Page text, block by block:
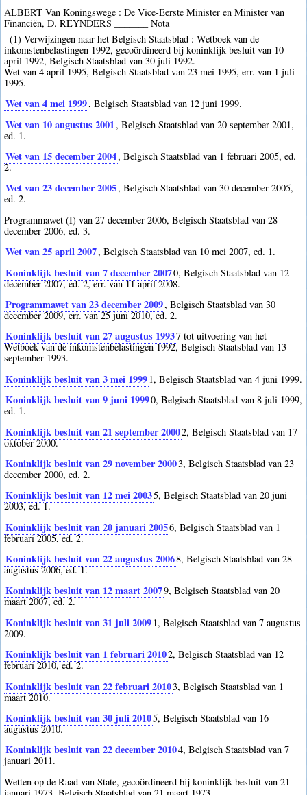
ALBERT Van Koningswege : De Vice-Eerste Minister en Minister van
Financiën, D. REYNDERS _______ Nota
(1) Verwijzingen naar het Belgisch Staatsblad : Wetboek van de
inkomstenbelastingen 1992, gecoördineerd bij koninklijk besluit van 10
april 1992, Belgisch Staatsblad van 30 juli 1992.
Wet van 4 april 1995, Belgisch Staatsblad van 23 mei 1995, err. van 1 juli
1995.
Wet van 4 mei 1999, Belgisch Staatsblad van 12 juni 1999.
Wet van 10 augustus 2001, Belgisch Staatsblad van 20 september 2001,
ed. 1.
Wet van 15 december 2004, Belgisch Staatsblad van 1 februari 2005, ed.
2.
Wet van 23 december 2005, Belgisch Staatsblad van 30 december 2005,
ed. 2.
Programmawet (I) van 27 december 2006, Belgisch Staatsblad van 28
december 2006, ed. 3.
Wet van 25 april 2007, Belgisch Staatsblad van 10 mei 2007, ed. 1.
Koninklijk besluit van 7 december 20070, Belgisch Staatsblad van 12
december 2007, ed. 2, err. van 11 april 2008.
Programmawet van 23 december 2009, Belgisch Staatsblad van 30
december 2009, err. van 25 juni 2010, ed. 2.
Koninklijk besluit van 27 augustus 19937 tot uitvoering van het
Wetboek van de inkomstenbelastingen 1992, Belgisch Staatsblad van 13
september 1993.
Koninklijk besluit van 3 mei 1999 1, Belgisch Staatsblad van 4 juni 1999.
Koninklijk besluit van 9 juni 19990, Belgisch Staatsblad van 8 juli 1999,
ed. 1.
Koninklijk besluit van 21 september 20002, Belgisch Staatsblad van 17
oktober 2000.
Koninklijk besluit van 29 november 20003, Belgisch Staatsblad van 23
december 2000, ed. 2.
Koninklijk besluit van 12 mei 20035, Belgisch Staatsblad van 20 juni
2003, ed. 1.
Koninklijk besluit van 20 januari 20056, Belgisch Staatsblad van 1
februari 2005, ed. 2.
Koninklijk besluit van 22 augustus 20068, Belgisch Staatsblad van 28
augustus 2006, ed. 1.
Koninklijk besluit van 12 maart 20079, Belgisch Staatsblad van 20
maart 2007, ed. 2.
Koninklijk besluit van 31 juli 2009 1, Belgisch Staatsblad van 7 augustus
2009.
Koninklijk besluit van 1 februari 20102, Belgisch Staatsblad van 12
februari 2010, ed. 2.
Koninklijk besluit van 22 februari 20103, Belgisch Staatsblad van 1
maart 2010.
Koninklijk besluit van 30 juli 20105, Belgisch Staatsblad van 16
augustus 2010.
Koninklijk besluit van 22 december 20104, Belgisch Staatsblad van 7
januari 2011.
Wetten op de Raad van State, gecoördineerd bij koninklijk besluit van 21